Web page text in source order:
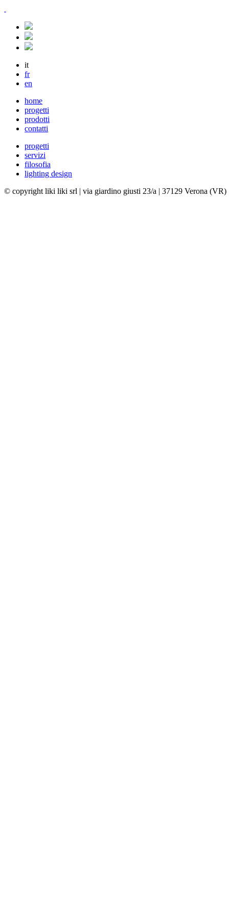
it
fr
en
home
progetti
prodotti
contatti
progetti
servizi
filosofia
lighting design
© copyright liki liki srl | via giardino giusti 23/a | 37129 Verona